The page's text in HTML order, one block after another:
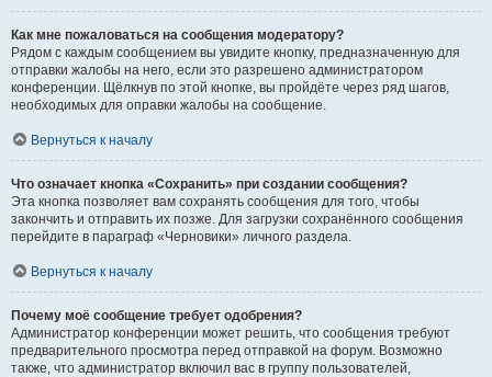
Как мне пожаловаться на сообщения модератору?
Рядом с каждым сообщением вы увидите кнопку, предназначенную для
отправки жалобы на него, если это разрешено администратором
конференции. Щёлкнув по этой кнопке, вы пройдёте через ряд шагов,
необходимых для оправки жалобы на сообщение.
Вернуться к началу
Что означает кнопка «Сохранить» при создании сообщения?
Эта кнопка позволяет вам сохранять сообщения для того, чтобы
закончить и отправить их позже. Для загрузки сохранённого сообщения
перейдите в параграф «Черновики» личного раздела.
Вернуться к началу
Почему моё сообщение требует одобрения?
Администратор конференции может решить, что сообщения требуют
предварительного просмотра перед отправкой на форум. Возможно
также, что администратор включил вас в группу пользователей,